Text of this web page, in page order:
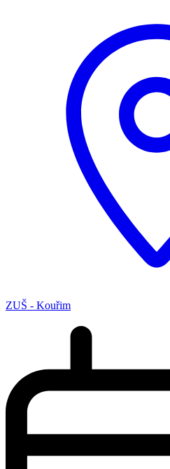
ZUŠ - Kouřim